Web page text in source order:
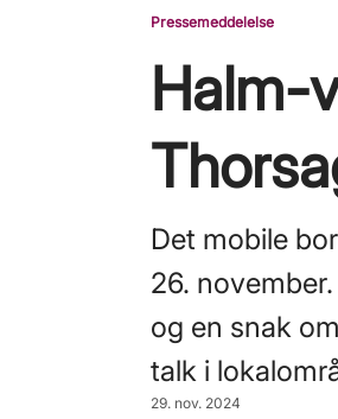
Pressemeddelelse
Halm-
Det mobile
26.
og en snak
talk i
29. nov. 2024